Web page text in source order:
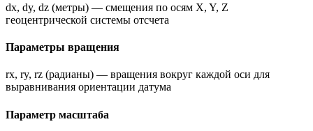
dx, dy, dz (метры) — смещения по осям X, Y, Z
геоцентрической системы отсчета
Параметры вращения
rx, ry, rz (радианы) — вращения вокруг каждой оси для
выравнивания ориентации датума
Параметр масштаба